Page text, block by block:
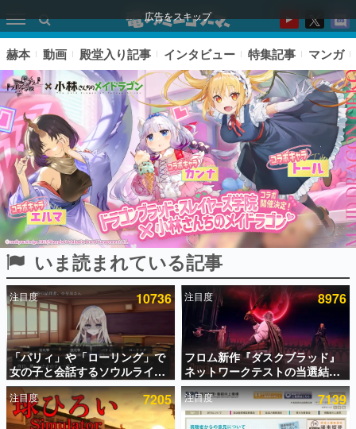
広告をスキップ
ピックアップ
電ファミのいま読まれている記事ランキング
アプリセール情報
インタビュー
連載・特集一覧
赫本 動画 殿堂入り記事 インタビュー 特集記事 マンガ
いま読まれている記事
注目度 10736
「パリィ」や「ローリング」で
女の子と会話するソウルライク
恋愛ゲーム『小早川さんはソウ
ルライク』無料公開。返事に失
敗すると「YOU DIED」
注目度 8976
フロム新作『ダスクブラッド』
ネットワークテストの当選結果
が8月7日22時に発表。応募サイ
トのマイページから確認可能、
テスト実施は8月21日～24日
注目度 7205 注目度 7139